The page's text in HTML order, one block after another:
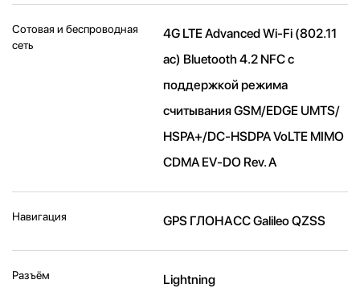
Сотовая и беспроводная
сеть
4G LTE Advanced Wi-Fi (802.11​
ac) Bluetooth 4.2 NFC с
поддержкой режима
считывания GSM/EDGE UMTS/​
HSPA+/​DC-HSDPA VoLTE MIMO
CDMA EV-DO Rev. A
Навигация GPS ГЛОНАСС Galileo QZSS
Разъём Lightning